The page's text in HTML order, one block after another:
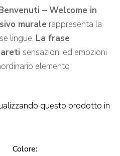
– Welcome in
murale rappresenta la
lingue. La frase
sensazioni ed emozioni
elemento
questo prodotto in
Colore: